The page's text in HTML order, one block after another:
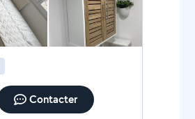
Contacter